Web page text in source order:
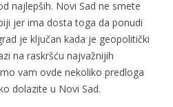
najlepših. Novi Sad ne smete
jer ima dosta toga da ponudi
je ključan kada je geopolitički
na raskršću najvažnijih
vam ovde nekoliko predloga
dolazite u Novi Sad.